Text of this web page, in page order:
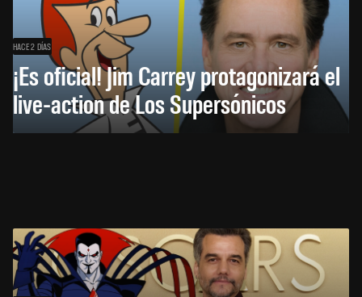
HACE 2 DÍAS
¡Es oficial! Jim Carrey protagonizará el
live-action de Los Supersónicos